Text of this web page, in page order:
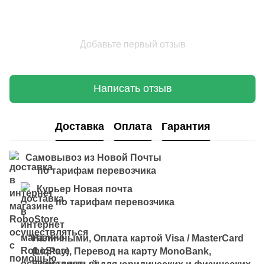
Добавьте первый отзыв
Написать отзыв
Доставка Оплата Гарантия
Самовывоз из Новой Почты
по тарифам перевозчика
Курьер Новая почта
по тарифам перевозчика
Наличными, Оплата картой Visa / MasterCard
(LiqPay), Перевод на карту MonoBank,